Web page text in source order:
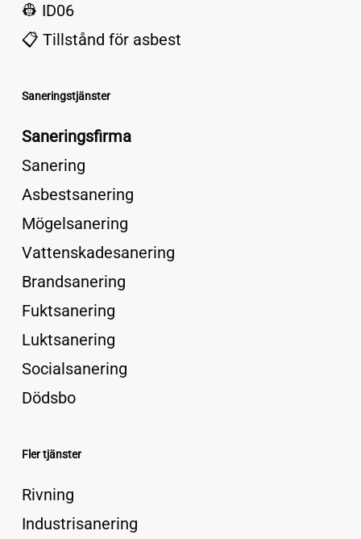
👷 ID06
📋 Tillstånd för asbest
Saneringstjänster
Saneringsfirma
Sanering
Asbestsanering
Mögelsanering
Vattenskadesanering
Brandsanering
Fuktsanering
Luktsanering
Socialsanering
Dödsbo
Fler tjänster
Rivning
Industrisanering